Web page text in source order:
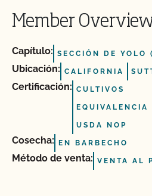
Member
Capítulo: SECCIÓN DE YOLO
Ubicación: CALIFORNIA
Certificación: CULTIVOS
USDA NOP
Cosecha: EN BARBECHO
Método de venta: VENTA AL